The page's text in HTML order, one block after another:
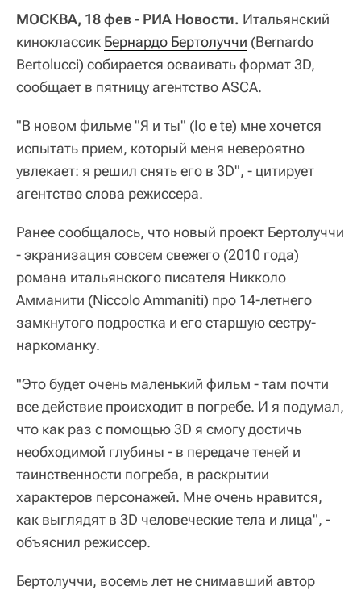
МОСКВА, 18 фев - РИА Новости. Итальянский
киноклассик Бернардо Бертолуччи (Bernardo
Bertolucci) собирается осваивать формат 3D,
сообщает в пятницу агентство ASCA.
"В новом фильме "Я и ты" (Io e te) мне хочется
испытать прием, который меня невероятно
увлекает: я решил снять его в 3D", - цитирует
агентство слова режиссера.
Ранее сообщалось, что новый проект Бертолуччи
- экранизация совсем свежего (2010 года)
романа итальянского писателя Никколо
Амманити (Niccolo Ammaniti) про 14-летнего
замкнутого подростка и его старшую сестру-
наркоманку.
"Это будет очень маленький фильм - там почти
все действие происходит в погребе. И я подумал,
что как раз с помощью 3D я смогу достичь
необходимой глубины - в передаче теней и
таинственности погреба, в раскрытии
характеров персонажей. Мне очень нравится,
как выглядят в 3D человеческие тела и лица", -
объяснил режиссер.
Бертолуччи, восемь лет не снимавший автор